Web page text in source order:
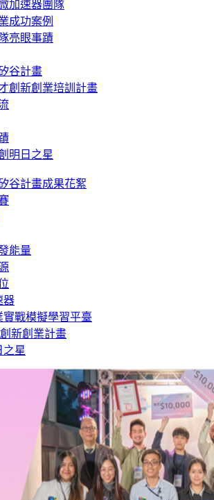
加速器團隊
成功案例
亮眼事蹟
谷計畫
創新創業培訓計畫
明日之星
谷計畫成果花絮
能量
器
實戰模擬學習平臺
新創業計畫
之星